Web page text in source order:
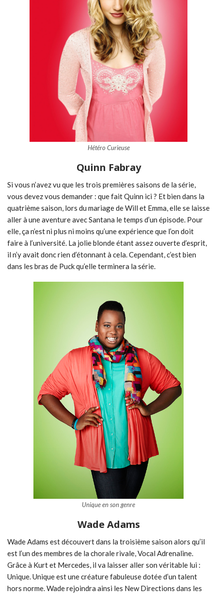
Hétéro Curieuse
Quinn Fabray
Si vous n’avez vu que les trois premières saisons de la série,
vous devez vous demander : que fait Quinn ici ? Et bien dans la
quatrième saison, lors du mariage de Will et Emma, elle se laisse
aller à une aventure avec Santana le temps d’un épisode. Pour
elle, ça n’est ni plus ni moins qu’une expérience que l’on doit
faire à l’université. La jolie blonde étant assez ouverte d’esprit,
il n’y avait donc rien d’étonnant à cela. Cependant, c’est bien
dans les bras de Puck qu’elle terminera la série.
Unique en son genre
Wade Adams
Wade Adams est découvert dans la troisième saison alors qu’il
est l’un des membres de la chorale rivale, Vocal Adrenaline.
Grâce à Kurt et Mercedes, il va laisser aller son véritable lui :
Unique. Unique est une créature fabuleuse dotée d’un talent
hors norme. Wade rejoindra ainsi les New Directions dans les